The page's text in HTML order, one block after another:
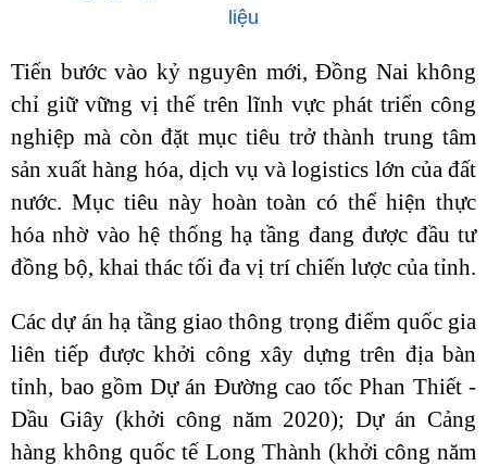
liệu
Tiến bước vào kỷ nguyên mới, Đồng Nai không
chỉ giữ vững vị thế trên lĩnh vực phát triển công
nghiệp mà còn đặt mục tiêu trở thành trung tâm
sản xuất hàng hóa, dịch vụ và logistics lớn của đất
nước. Mục tiêu này hoàn toàn có thể hiện thực
hóa nhờ vào hệ thống hạ tầng đang được đầu tư
đồng bộ, khai thác tối đa vị trí chiến lược của tỉnh.
Các dự án hạ tầng giao thông trọng điểm quốc gia
liên tiếp được khởi công xây dựng trên địa bàn
tỉnh, bao gồm Dự án Đường cao tốc Phan Thiết -
Dầu Giây (khởi công năm 2020); Dự án Cảng
hàng không quốc tế Long Thành (khởi công năm